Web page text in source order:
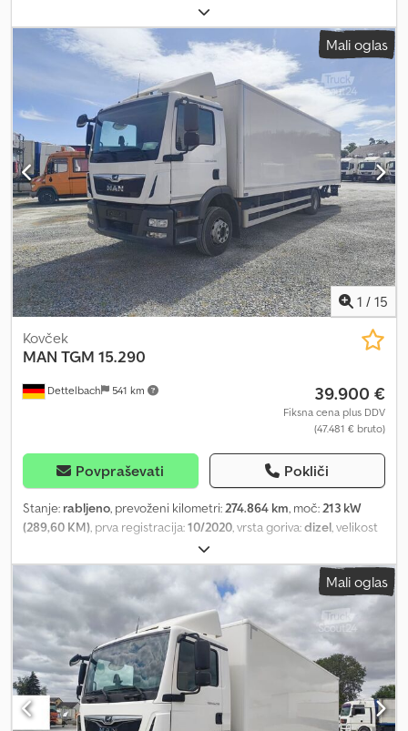
, število sedežev:
prostora:39 m³, dolžina tovornega prostora:6.550 mm, širina
tovornega prostora:
2.400 mm, višina nakladalnega prostora:
, Leto izdelave:
ABS, klimatska naprava,
, = Weitere Optionen und Zubehör = Cedpfx Amoym
Rc Is Hoha - Partikelfilter = Anmerkungen = Energieverbrauch
(kombiniert): l/100km CO₂-Emissionen (kombiniert): g/km
Emissionsplakette: 4 (Grün) Fahrerhaus: Schlafkabine Radstand:
Mittel = Weitere Informationen = Motorhubraum: 3.920 ccm
Leergewicht: 4.340 kg Nutzlast: 3.160 kg zulässiges
Gesamtgewicht: 7.500 kg
Mali oglas
1 / 15
Dettelbach 541 km
Kovček
MAN TGM 15.290
39.900 €
Fiksna cena plus DDV
(47.481 € bruto)
Povpraševati Pokliči
Stanje: rabljeno, prevoženi kilometri: 274.864 km, moč: 213 kW
(289,60 KM) , prva registracija:10/2020 , vrsta goriva:dizel , velikost
, konfiguracija osi:
razdalja:5.600 mm, gorivo:dizel, barva:bela, vrsta prenosa:
samodejen, emisijski razred: Euro 6, skupna dolžina: 10.080 mm,
skupna širina:
2.550 mm , skupna višina: 3.250 mm
tovornega prostora:50 m³, dolžina tovornega prostora:8.010 mm
širina tovornega prostora:2.500 mm, višina nakladalnega prostora:
2.500 mm, Leto izdelave:2020 , Oprema:
ABS, centralno
zaklepanje, dvižna zadnja plošča, električno nastavljivo
ogledalo, električno upravljanje oken, greljenje sedeža,
klimatska naprava, meglenke, računalnik na krovu, servovolan,
Mali oglas